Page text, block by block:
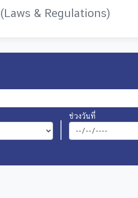
& Regulations)
ช่วงวันที่